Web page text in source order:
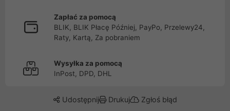
Zapłać za pomocą
BLIK, BLIK Płacę Później, PayPo, Przelewy24,
Raty, Kartą, Za pobraniem
Wysyłka za pomocą
InPost, DPD, DHL
Udostępnij Drukuj Zgłoś błąd